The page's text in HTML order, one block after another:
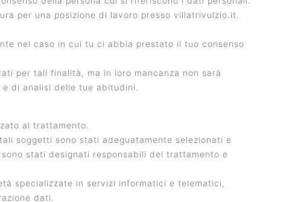
per una posizione di lavoro presso villatrivulzio.it.
nel caso in cui tu ci abbia prestato il tuo consenso
per tali finalità, ma in loro mancanza non sarà
di analisi delle tue abitudini.
al trattamento.
soggetti sono stati adeguatamente selezionati e
stati designati responsabili del trattamento e
specializzate in servizi informatici e telematici,
dati.